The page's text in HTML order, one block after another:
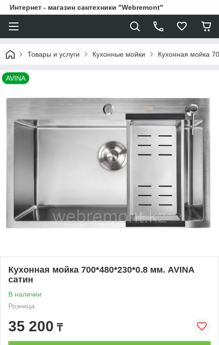
Интернет - магазин сантехники "Webremont"
Товары и услуги Кухонные мойки Кухонная мойка
AVINA
Кухонная мойка 700*480*230*0.8 мм. AVINA
сатин
В наличии
Розница
35 200 ₸